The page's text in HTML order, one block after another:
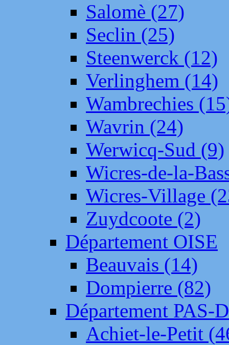
Salomè (27)
Seclin (25)
Steenwerck (12)
Verlinghem (14)
Wambrechies
Wavrin (24)
Werwicq-Sud (9)
Wicres-de-la-
Wicres-Village
Zuydcoote (2)
Département OISE
Beauvais (14)
Dompierre (82)
Département PAS-
Achiet-le-Petit